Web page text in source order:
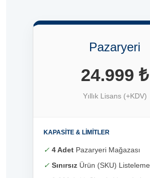
Pazaryeri
24.999 ₺
Yıllık Lisans (+KDV)
KAPASITE & LIMITLER
✓ 4 Adet Pazaryeri Mağazası
✓ Sınırsız Ürün (SKU) Listeleme